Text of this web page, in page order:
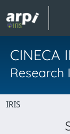
CINECA
IRIS